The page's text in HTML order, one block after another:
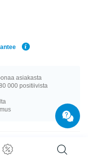
asiakasta
000 positiivista